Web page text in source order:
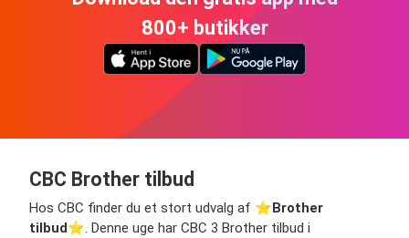
800+ butikker
CBC Brother tilbud
Hos CBC finder du et stort udvalg af ⭐️Brother
tilbud⭐️. Denne uge har CBC 3 Brother tilbud i